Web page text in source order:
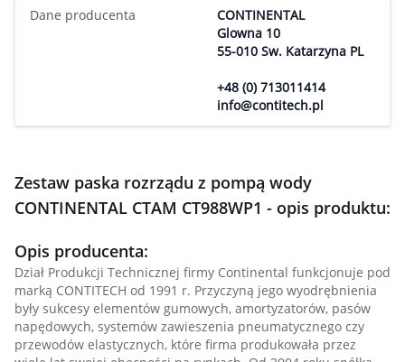
Dane producenta
CONTINENTAL
Glowna 10
55-010 Sw. Katarzyna PL
+48 (0) 713011414
info@contitech.pl
Zestaw paska rozrządu z pompą wody
CONTINENTAL CTAM CT988WP1 - opis produktu:
Opis producenta:
Dział Produkcji Technicznej firmy Continental funkcjonuje pod
marką CONTITECH od 1991 r. Przyczyną jego wyodrębnienia
były sukcesy elementów gumowych, amortyzatorów, pasów
napędowych, systemów zawieszenia pneumatycznego czy
przewodów elastycznych, które firma produkowała przez